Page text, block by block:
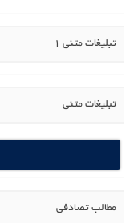
تبلیغات متنی 1
تبلیغات متنی
مطالب تصادفی